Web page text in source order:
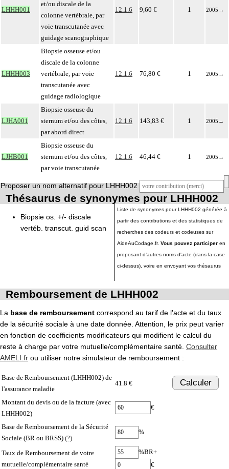
LHHH001
et/ou discale de la
colonne vertébrale, par
voie transcutanée avec
guidage scanographique
12.1.6 9,60 € 1 2005 →
LHHH003
Biopsie osseuse et/ou
discale de la colonne
vertébrale, par voie
transcutanée avec
guidage radiologique
12.1.6 76,80 € 1 2005 →
LJHA001
Biopsie osseuse du
sternum et/ou des côtes,
par abord direct
12.1.6 143,83 € 1 2005 →
LJHB001
Biopsie osseuse du
sternum et/ou des côtes,
par voie transcutanée
12.1.6 46,44 € 1 2005 →
Proposer un nom alternatif pour LHHH002
Thésaurus de synonymes pour LHHH002
Biopsie os. +/- discale
vertéb. transcut. guid scan
Liste de synonymes pour LHHH002 générée à
partir des contributions et des statistiques de
recherches des codeurs et codeuses sur
AideAuCodage.fr. Vous pouvez participer en
proposant d'autres noms d'acte (dans la case
ci-dessus), voire en envoyant vos thésaurus
Remboursement de LHHH002
La base de remboursement correspond au tarif de l'acte et du taux
de la sécurité sociale à une date donnée. Attention, le prix peut varier
en fonction de coefficients modificateurs qui modifient le calcul du
reste à charge par votre mutuelle/complémentaire santé. Consulter
AMELI.fr ou utiliser notre simulateur de remboursement :
Base de Remboursement (LHHH002) de
l'assurance maladie
41.8 € Calculer
Montant du devis ou de la facture (avec
LHHH002)
€
Base de Remboursement de la Sécurité
Sociale (BR ou BRSS) (?)
%
Taux de Remboursement de votre
mutuelle/complémentaire santé
%BR+
€